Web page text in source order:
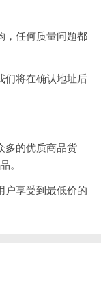
，任何质量问题都
们将在确认地址后
多的优质商品货
。
户享受到最低价的